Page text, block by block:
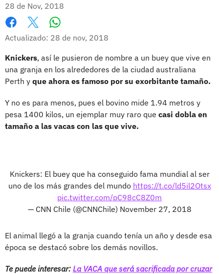
28 de Nov, 2018
Facebook
X
Actualizado: 28 de nov, 2018
Knickers, así le pusieron de nombre a un buey que vive en
una granja en los alrededores de la ciudad australiana
Perth y que ahora es famoso por su exorbitante tamaño.
Y no es para menos, pues el bovino mide 1.94 metros y
pesa 1400 kilos, un ejemplar muy raro que casi dobla en
tamaño a las vacas con las que vive.
Knickers: El buey que ha conseguido fama mundial al ser
uno de los más grandes del mundo https://t.co/ld5il2Otsx
pic.twitter.com/pC98cC8Z0m
— CNN Chile (@CNNChile) November 27, 2018
El animal llegó a la granja cuando tenía un año y desde esa
época se destacó sobre los demás novillos.
Te puede interesar: La VACA que será sacrificada por cruzar